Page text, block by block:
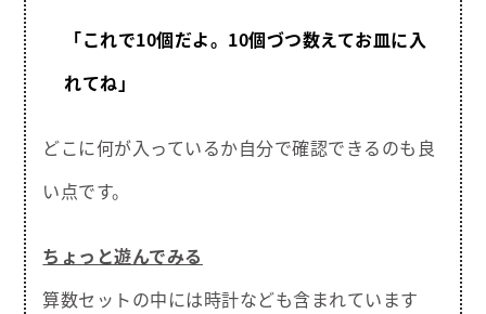
「これで10個だよ。10個づつ数えてお皿に入
れてね」
どこに何が入っているか自分で確認できるのも良
い点です。
ちょっと遊んでみる
算数セットの中には時計なども含まれています